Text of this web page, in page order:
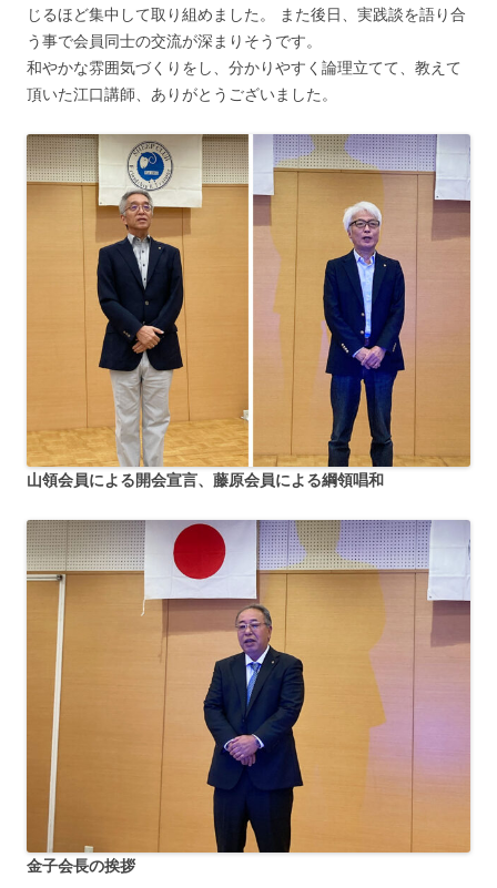
じるほど集中して取り組めました。 また後日、実践談を語り合
う事で会員同士の交流が深まりそうです。
和やかな雰囲気づくりをし、分かりやすく論理立てて、教えて
頂いた江口講師、ありがとうございました。
山領会員による開会宣言、藤原会員による綱領唱和
金子会長の挨拶